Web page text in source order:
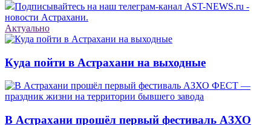
Подписывайтесь на наш телеграм-канал AST-NEWS.ru -
новости Астрахани.
Актуально
Куда пойти в Астрахани на выходные
В Астрахани прошёл первый фестиваль АЗХО